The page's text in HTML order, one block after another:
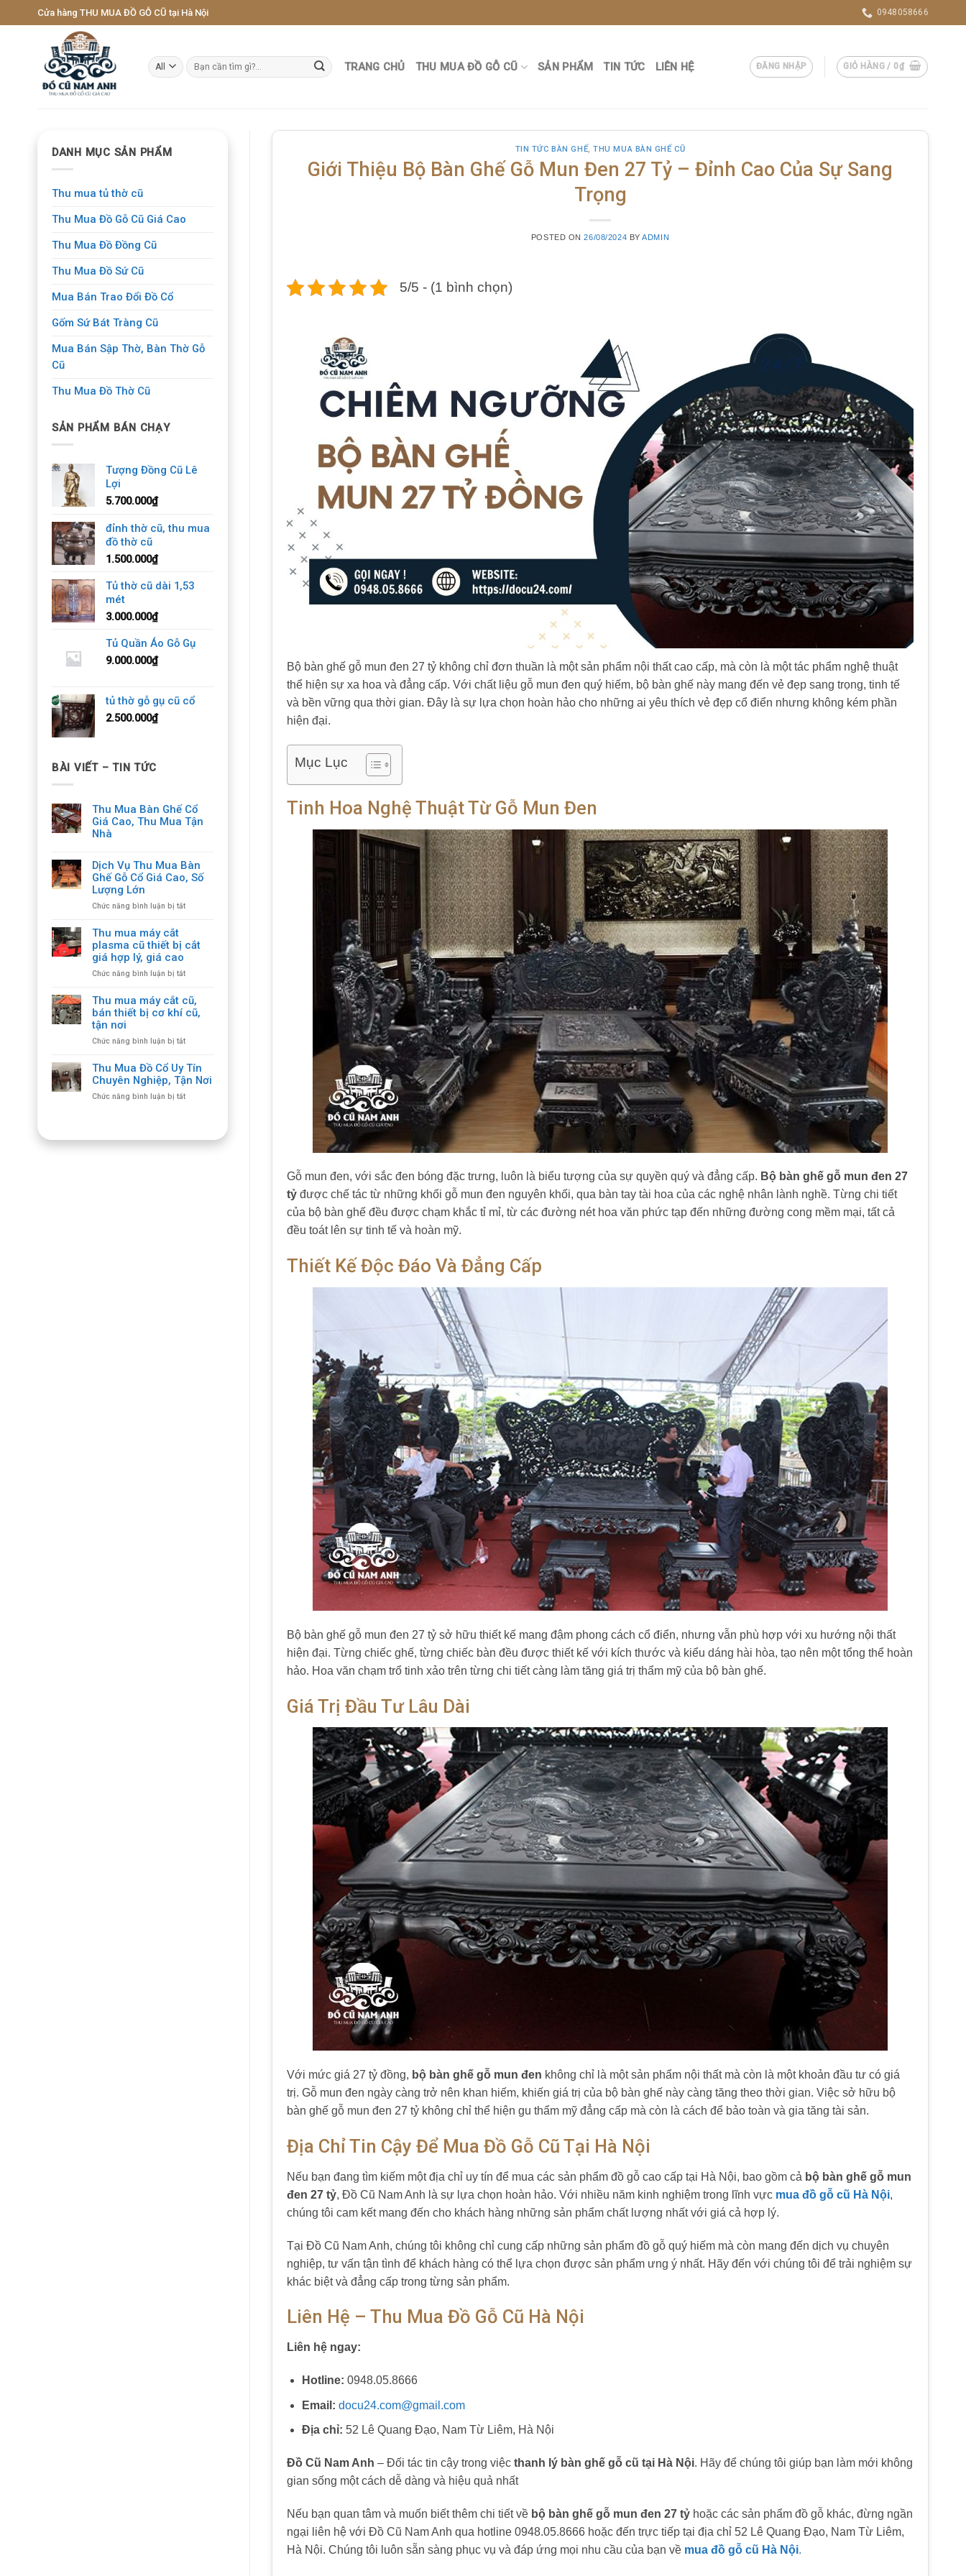
to
Cửa hàng THU MUA ĐỒ GỖ CŨ tại Hà Nội 0948058666
Tìm
kiếm:
TRANG CHỦ THU MUA ĐỒ GỖ CŨ SẢN PHẨM TIN TỨC LIÊN HỆ ĐĂNG NHẬP GIỎ HÀNG / 0₫
DANH MỤC SẢN PHẨM
Thu mua tủ thờ cũ
Thu Mua Đồ Gỗ Cũ Giá Cao
Thu Mua Đồ Đồng Cũ
Thu Mua Đồ Sứ Cũ
Mua Bán Trao Đổi Đồ Cổ
Gốm Sứ Bát Tràng Cũ
Mua Bán Sập Thờ, Bàn Thờ Gỗ
Cũ
Thu Mua Đồ Thờ Cũ
SẢN PHẨM BÁN CHẠY
Tượng Đồng Cũ Lê
Lợi
5.700.000₫
đỉnh thờ cũ, thu mua
đồ thờ cũ
1.500.000₫
Tủ thờ cũ dài 1,53
mét
3.000.000₫
Tủ Quần Áo Gỗ Gụ
9.000.000₫
tủ thờ gỗ gụ cũ cổ
2.500.000₫
BÀI VIẾT – TIN TỨC
Thu Mua Bàn Ghế Cổ
Giá Cao, Thu Mua Tận
Nhà
Dịch Vụ Thu Mua Bàn
Ghế Gỗ Cổ Giá Cao, Số
Lượng Lớn
Chức năng bình luận bị tắtở
Thu
Mua
Ghế
Cổ
Giá
Cao,
Lượng
Thu mua máy cắt
plasma cũ thiết bị cắt
giá hợp lý, giá cao
Chức năng bình luận bị tắtở
mua
máy
cắt
cũ
bị
cắt
hợp
Thu mua máy cắt cũ,
bán thiết bị cơ khí cũ,
tận nơi
Chức năng bình luận bị tắtở
mua
máy
cắt
cũ,
Thu Mua Đồ Cổ Uy Tín
Chuyên Nghiệp, Tận Nơi
Chức năng bình luận bị tắtở
Cổ
TIN TỨC BÀN GHẾ,THU MUA BÀN GHẾ CŨ
Giới Thiệu Bộ Bàn Ghế Gỗ Mun Đen 27 Tỷ – Đỉnh Cao Của Sự Sang
Trọng
POSTED ON26/08/2024 BYADMIN
5/5 - (1 bình chọn)
Bộ bàn ghế gỗ mun đen 27 tỷ không chỉ đơn thuần là một sản phẩm nội thất cao cấp, mà còn là một tác phẩm nghệ thuật
thể hiện sự xa hoa và đẳng cấp. Với chất liệu gỗ mun đen quý hiếm, bộ bàn ghế này mang đến vẻ đẹp sang trọng, tinh tế
và bền vững qua thời gian. Đây là sự lựa chọn hoàn hảo cho những ai yêu thích vẻ đẹp cổ điển nhưng không kém phần
hiện đại.
Mục Lục
Tinh Hoa Nghệ Thuật Từ Gỗ Mun Đen
Gỗ mun đen, với sắc đen bóng đặc trưng, luôn là biểu tượng của sự quyền quý và đẳng cấp. Bộ bàn ghế gỗ mun đen 27
tỷ được chế tác từ những khối gỗ mun đen nguyên khối, qua bàn tay tài hoa của các nghệ nhân lành nghề. Từng chi tiết
của bộ bàn ghế đều được chạm khắc tỉ mỉ, từ các đường nét hoa văn phức tạp đến những đường cong mềm mại, tất cả
đều toát lên sự tinh tế và hoàn mỹ.
Thiết Kế Độc Đáo Và Đẳng Cấp
Bộ bàn ghế gỗ mun đen 27 tỷ sở hữu thiết kế mang đậm phong cách cổ điển, nhưng vẫn phù hợp với xu hướng nội thất
hiện đại. Từng chiếc ghế, từng chiếc bàn đều được thiết kế với kích thước và kiểu dáng hài hòa, tạo nên một tổng thể hoàn
hảo. Hoa văn chạm trổ tinh xảo trên từng chi tiết càng làm tăng giá trị thẩm mỹ của bộ bàn ghế.
Giá Trị Đầu Tư Lâu Dài
Với mức giá 27 tỷ đồng, bộ bàn ghế gỗ mun đen không chỉ là một sản phẩm nội thất mà còn là một khoản đầu tư có giá
trị. Gỗ mun đen ngày càng trở nên khan hiếm, khiến giá trị của bộ bàn ghế này càng tăng theo thời gian. Việc sở hữu bộ
bàn ghế gỗ mun đen 27 tỷ không chỉ thể hiện gu thẩm mỹ đẳng cấp mà còn là cách để bảo toàn và gia tăng tài sản.
Địa Chỉ Tin Cậy Để Mua Đồ Gỗ Cũ Tại Hà Nội
Nếu bạn đang tìm kiếm một địa chỉ uy tín để mua các sản phẩm đồ gỗ cao cấp tại Hà Nội, bao gồm cả bộ bàn ghế gỗ mun
đen 27 tỷ, Đồ Cũ Nam Anh là sự lựa chọn hoàn hảo. Với nhiều năm kinh nghiệm trong lĩnh vực mua đồ gỗ cũ Hà Nội,
chúng tôi cam kết mang đến cho khách hàng những sản phẩm chất lượng nhất với giá cả hợp lý.
Tại Đồ Cũ Nam Anh, chúng tôi không chỉ cung cấp những sản phẩm đồ gỗ quý hiếm mà còn mang đến dịch vụ chuyên
nghiệp, tư vấn tận tình để khách hàng có thể lựa chọn được sản phẩm ưng ý nhất. Hãy đến với chúng tôi để trải nghiệm sự
khác biệt và đẳng cấp trong từng sản phẩm.
Liên Hệ – Thu Mua Đồ Gỗ Cũ Hà Nội
Liên hệ ngay:
Hotline: 0948.05.8666
Email: docu24.com@gmail.com
Địa chỉ: 52 Lê Quang Đạo, Nam Từ Liêm, Hà Nội
Đồ Cũ Nam Anh – Đối tác tin cậy trong việc thanh lý bàn ghế gỗ cũ tại Hà Nội. Hãy để chúng tôi giúp bạn làm mới không
gian sống một cách dễ dàng và hiệu quả nhất
Nếu bạn quan tâm và muốn biết thêm chi tiết về bộ bàn ghế gỗ mun đen 27 tỷ hoặc các sản phẩm đồ gỗ khác, đừng ngần
ngại liên hệ với Đồ Cũ Nam Anh qua hotline 0948.05.8666 hoặc đến trực tiếp tại địa chỉ 52 Lê Quang Đạo, Nam Từ Liêm,
Hà Nội. Chúng tôi luôn sẵn sàng phục vụ và đáp ứng mọi nhu cầu của bạn về mua đồ gỗ cũ Hà Nội.